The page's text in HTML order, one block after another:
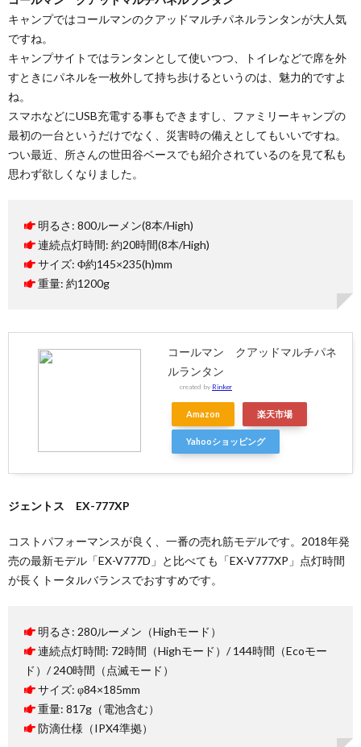
キャンプではコールマンのクアッドマルチパネルランタンが大人気
ですね。
キャンプサイトではランタンとして使いつつ、トイレなどで席を外
すときにパネルを一枚外して持ち歩けるというのは、魅力的ですよ
ね。
スマホなどにUSB充電する事もできますし、ファミリーキャンプの
最初の一台というだけでなく、災害時の備えとしてもいいですね。
つい最近、所さんの世田谷ベースでも紹介されているのを見て私も
思わず欲しくなりました。
明るさ: 800ルーメン(8本/High)
連続点灯時間: 約20時間(8本/High)
サイズ: Φ約145×235(h)mm
重量: 約1200g
コールマン クアッドマルチパネ
ルランタン
created by Rinker
Amazon 楽天市場
Yahooショッピング
ジェントス EX-777XP
コストパフォーマンスが良く、一番の売れ筋モデルです。2018年発
売の最新モデル「EX-V777D」と比べても「EX-V777XP」点灯時間
が長くトータルバランスでおすすめです。
明るさ: 280ルーメン（Highモード）
連続点灯時間: 72時間（Highモード）/ 144時間（Ecoモー
ド）/ 240時間（点滅モード）
サイズ: φ84×185mm
重量: 817g（電池含む）
防滴仕様（IPX4準拠）